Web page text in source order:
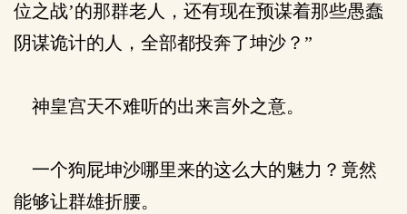
位之战’的那群老人，还有现在预谋着那些愚蠢
阴谋诡计的人，全部都投奔了坤沙？”
神皇宫天不难听的出来言外之意。
一个狗屁坤沙哪里来的这么大的魅力？竟然
能够让群雄折腰。